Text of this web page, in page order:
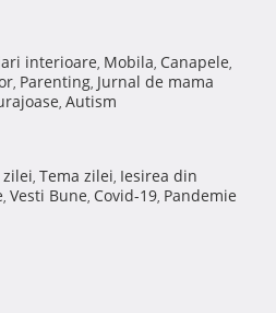
interioare, Mobila, Canapele,
, Parenting, Jurnal de mama
, Autism
, Tema zilei, Iesirea din
, Vesti Bune, Covid-19, Pandemie